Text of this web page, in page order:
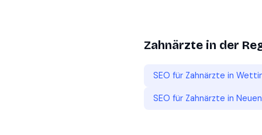
Zahnärzte in der
SEO für Zahnärzte in
SEO für Zahnärzte in